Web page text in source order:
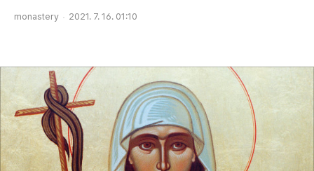
monastery 2021. 7. 16. 01:10